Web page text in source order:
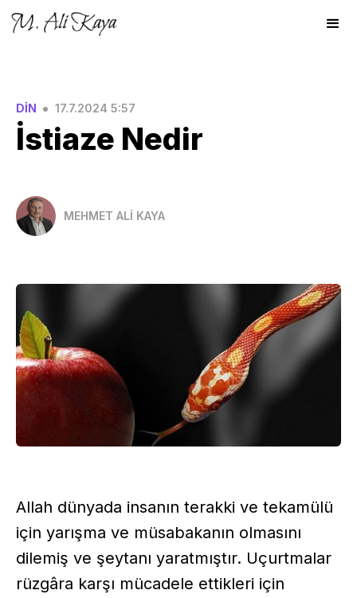
DİN • 17.7.2024 5:57
İstiaze Nedir
MEHMET ALİ KAYA
Allah dünyada insanın terakki ve tekamülü
için yarışma ve müsabakanın olmasını
dilemiş ve şeytanı yaratmıştır. Uçurtmalar
rüzgâra karşı mücadele ettikleri için